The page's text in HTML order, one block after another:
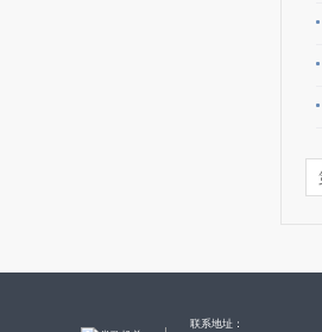
联系地址：